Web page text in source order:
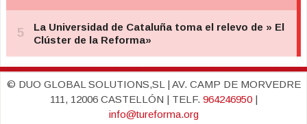
© DUO GLOBAL SOLUTIONS,SL | AV. CAMP DE MORVEDRE
111, 12006 CASTELLÓN | TELF. 964246950|
info@tureforma.org